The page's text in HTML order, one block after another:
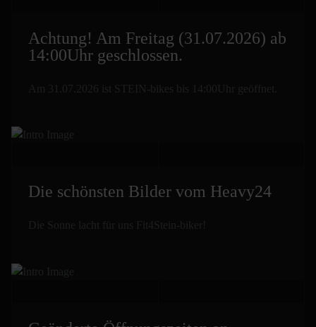
Achtung! Am Freitag (31.07.2026) ab
14:00Uhr geschlossen.
Am 31.07.2026 ist STEIN-bikes bis 14:00Uhr geöffnet.
Die schönsten Bilder vom Heavy24
Die Sonne lacht für uns Fit4Stein-biker!